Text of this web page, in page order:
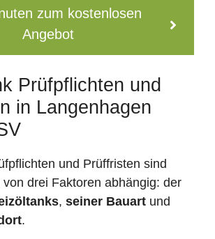
zum kostenlosen
Angebot
Prüfpflichten und
in Langenhagen
und Prüffristen sind
drei Faktoren abhängig: der
, seiner Bauart und
.